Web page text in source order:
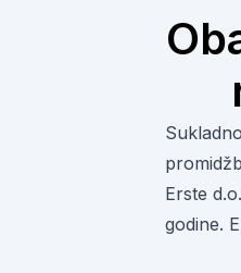
Erste
godine.